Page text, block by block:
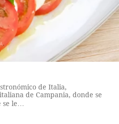
de Italia,
de Campania, donde se
se le…